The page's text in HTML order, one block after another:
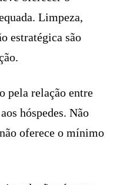
Limpeza,
estratégica são
pela relação entre
hóspedes. Não
oferece o mínimo